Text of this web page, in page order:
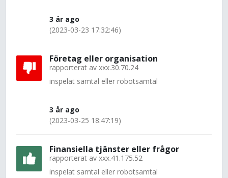
3 år ago
(2023-03-23 17:32:46)
Företag eller organisation
rapporterat av xxx.30.70.24
inspelat samtal eller robotsamtal
3 år ago
(2023-03-25 18:47:19)
Finansiella tjänster eller frågor
rapporterat av xxx.41.175.52
inspelat samtal eller robotsamtal